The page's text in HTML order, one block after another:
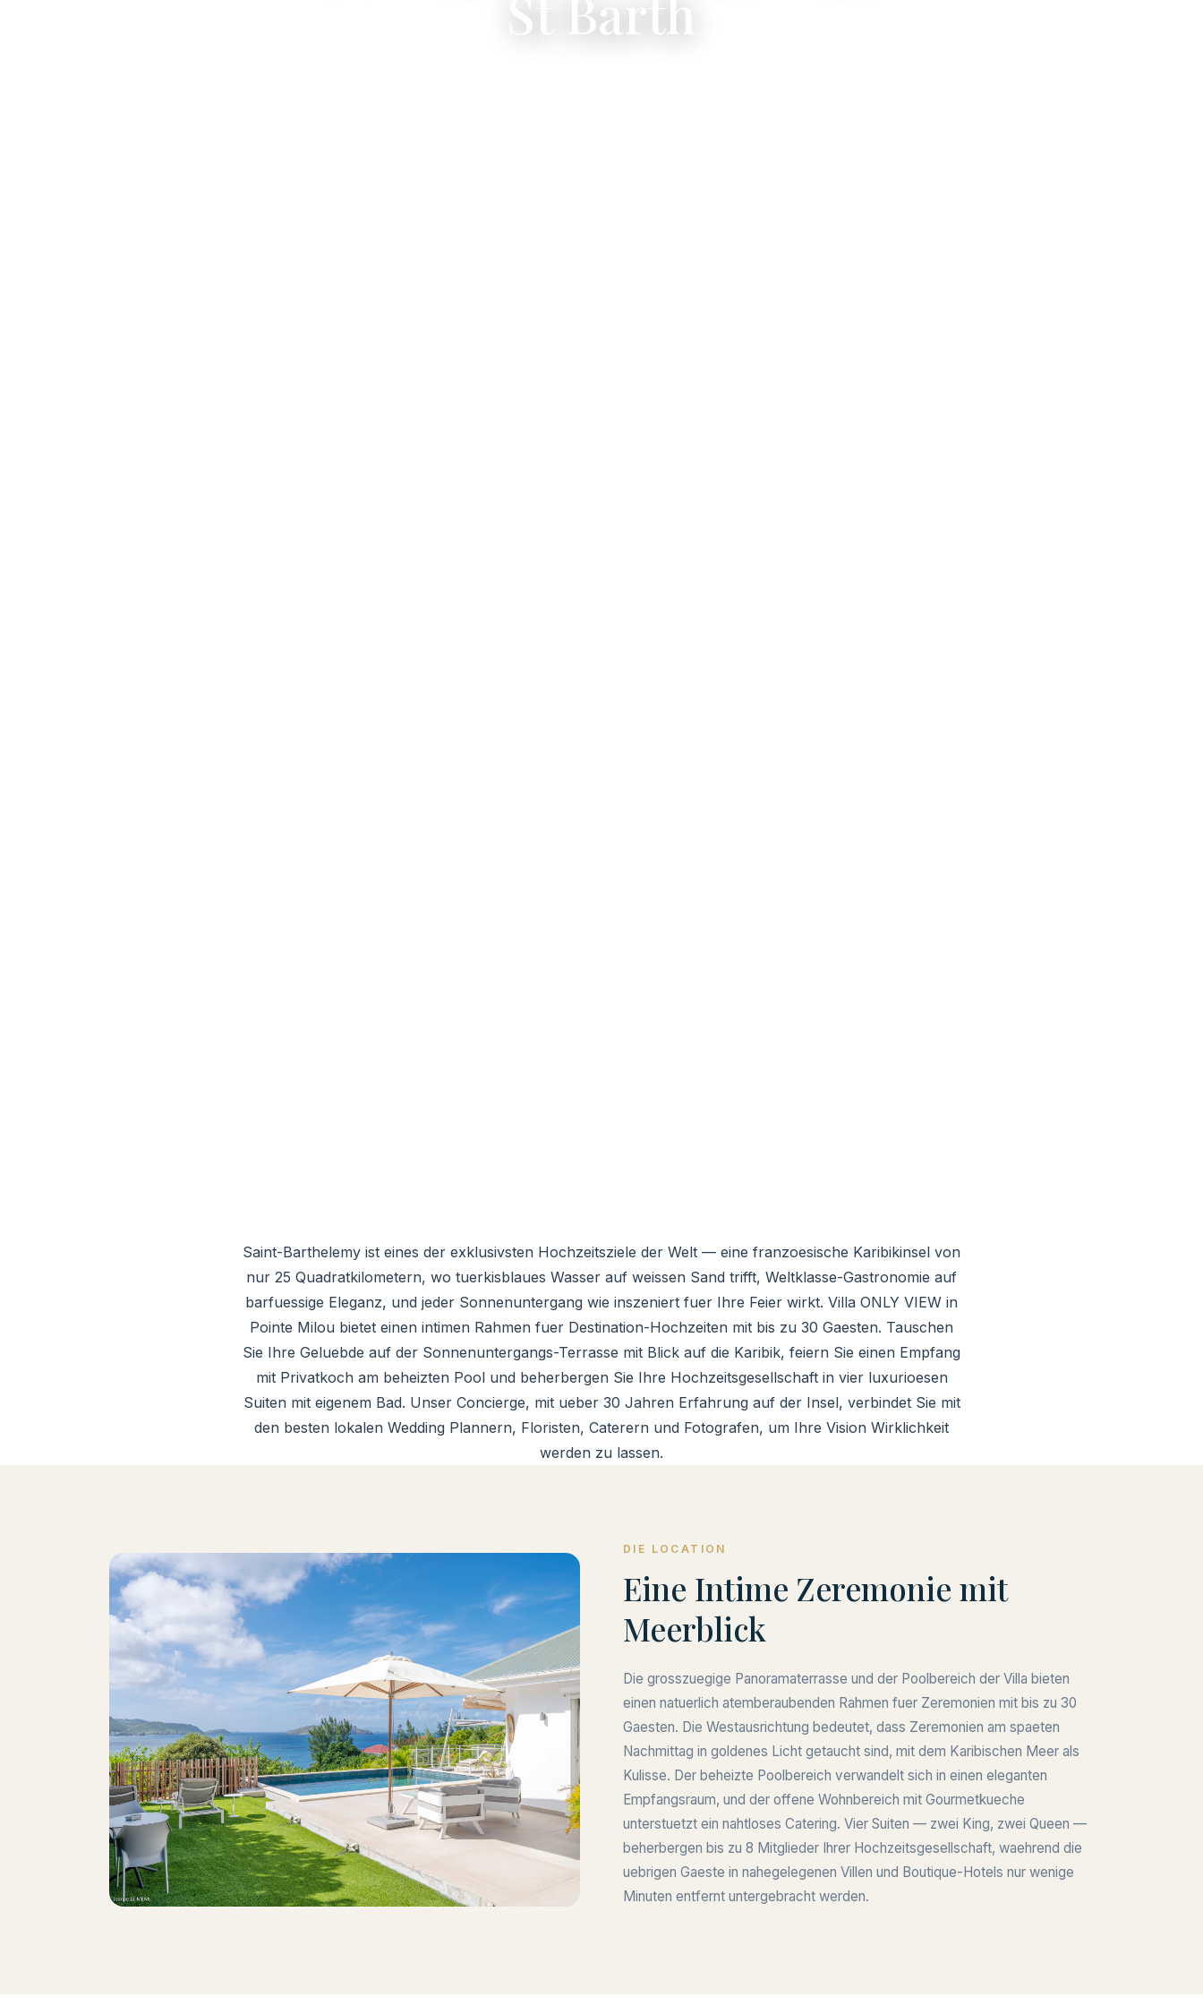
Saint-Barthelemy ist eines der exklusivsten Hochzeitsziele der Welt — eine franzoesische Karibikinsel von
nur 25 Quadratkilometern, wo tuerkisblaues Wasser auf weissen Sand trifft, Weltklasse-Gastronomie auf
barfuessige Eleganz, und jeder Sonnenuntergang wie inszeniert fuer Ihre Feier wirkt. Villa ONLY VIEW in
Pointe Milou bietet einen intimen Rahmen fuer Destination-Hochzeiten mit bis zu 30 Gaesten. Tauschen
Sie Ihre Geluebde auf der Sonnenuntergangs-Terrasse mit Blick auf die Karibik, feiern Sie einen Empfang
mit Privatkoch am beheizten Pool und beherbergen Sie Ihre Hochzeitsgesellschaft in vier luxurioesen
Suiten mit eigenem Bad. Unser Concierge, mit ueber 30 Jahren Erfahrung auf der Insel, verbindet Sie mit
den besten lokalen Wedding Plannern, Floristen, Caterern und Fotografen, um Ihre Vision Wirklichkeit
werden zu lassen.
DIE LOCATION
Eine Intime Zeremonie mit
Meerblick
Die grosszuegige Panoramaterrasse und der Poolbereich der Villa bieten
einen natuerlich atemberaubenden Rahmen fuer Zeremonien mit bis zu 30
Gaesten. Die Westausrichtung bedeutet, dass Zeremonien am spaeten
Nachmittag in goldenes Licht getaucht sind, mit dem Karibischen Meer als
Kulisse. Der beheizte Poolbereich verwandelt sich in einen eleganten
Empfangsraum, und der offene Wohnbereich mit Gourmetkueche
unterstuetzt ein nahtloses Catering. Vier Suiten — zwei King, zwei Queen —
beherbergen bis zu 8 Mitglieder Ihrer Hochzeitsgesellschaft, waehrend die
uebrigen Gaeste in nahegelegenen Villen und Boutique-Hotels nur wenige
Minuten entfernt untergebracht werden.